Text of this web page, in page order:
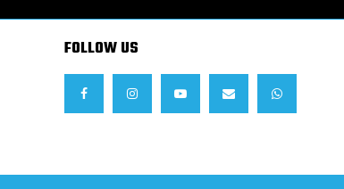
FOLLOW US